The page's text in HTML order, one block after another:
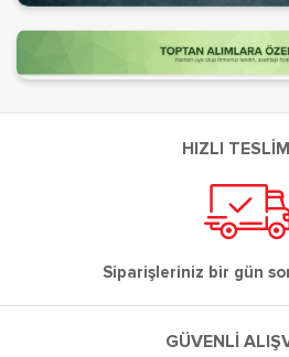
HIZLI
Siparişleriniz bir gün
GÜVENLİ